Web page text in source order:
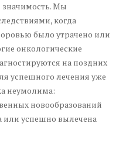
значимость. Мы
когда
было утрачено или
онкологические
на поздних
успешного лечения уже
неумолима:
новообразований
или успешно вылечена